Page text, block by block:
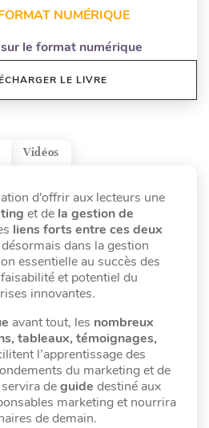
NUMÉRIQUE
le format numérique
LE LIVRE
Vidéos
d’offrir aux lecteurs une
et de la gestion de
liens forts entre ces deux
dans la gestion
essentielle au succès des
et potentiel du
innovantes.
avant tout, les nombreux
tableaux, témoignages,
l’apprentissage des
du marketing et de
deguide destiné aux
marketing et nourrira
de demain.